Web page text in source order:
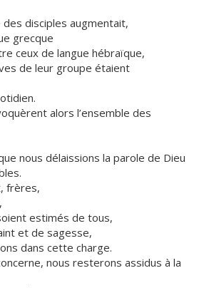
disciples augmentait,
grecque
ceux de langue hébraïque,
de leur groupe étaient
alors l’ensemble des
nous délaissions la parole de Dieu
frères,
estimés de tous,
et de sagesse,
dans cette charge.
nous resterons assidus à la